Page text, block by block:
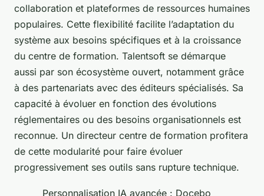
collaboration et plateformes de ressources humaines
populaires. Cette flexibilité facilite l’adaptation du
système aux besoins spécifiques et à la croissance
du centre de formation. Talentsoft se démarque
aussi par son écosystème ouvert, notamment grâce
à des partenariats avec des éditeurs spécialisés. Sa
capacité à évoluer en fonction des évolutions
réglementaires ou des besoins organisationnels est
reconnue. Un directeur centre de formation profitera
de cette modularité pour faire évoluer
progressivement ses outils sans rupture technique.
Personnalisation IA avancée : Docebo